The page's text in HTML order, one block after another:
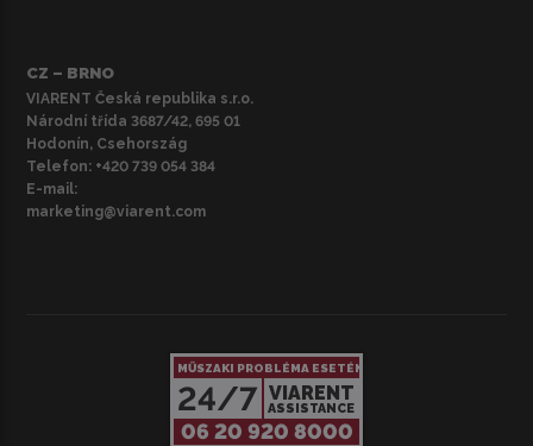
CZ – BRNO
VIARENT Česká republika s.r.o.
Národní třída 3687/42, 695 01
Hodonín, Csehország
Telefon: +420 739 054 384
E-mail:
marketing@viarent.com
MŰSZAKI PROBLÉMA ESETÉN
24/7 VIARENT
ASSISTANCE
06 20 920 8000